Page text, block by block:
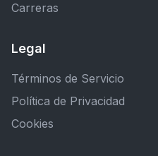
Carreras
Legal
Términos de Servicio
Política de Privacidad
Cookies